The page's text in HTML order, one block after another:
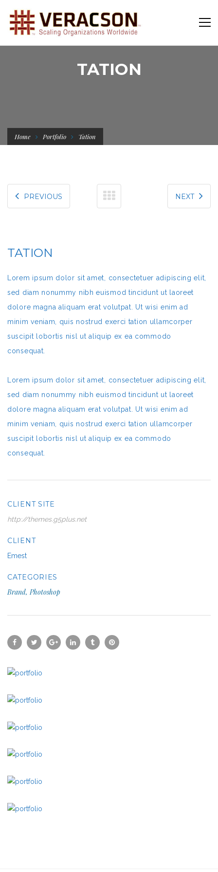
TATION
Home Portfolio Tation
PREVIOUS NEXT
TATION
Lorem ipsum dolor sit amet, consectetuer adipiscing elit,
sed diam nonummy nibh euismod tincidunt ut laoreet
dolore magna aliquam erat volutpat. Ut wisi enim ad
minim veniam, quis nostrud exerci tation ullamcorper
suscipit lobortis nisl ut aliquip ex ea commodo
consequat.
Lorem ipsum dolor sit amet, consectetuer adipiscing elit,
sed diam nonummy nibh euismod tincidunt ut laoreet
dolore magna aliquam erat volutpat. Ut wisi enim ad
minim veniam, quis nostrud exerci tation ullamcorper
suscipit lobortis nisl ut aliquip ex ea commodo
consequat.
CLIENT SITE
http://themes.g5plus.net
CLIENT
Emest
CATEGORIES
Brand, Photoshop